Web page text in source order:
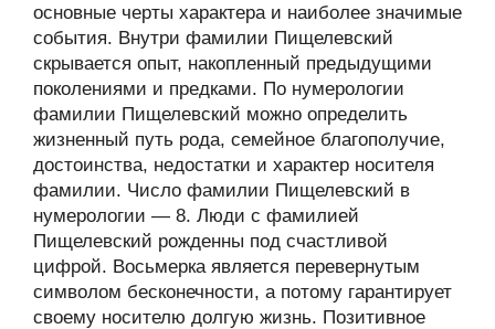
основные черты характера и наиболее значимые
события. Внутри фамилии Пищелевский
скрывается опыт, накопленный предыдущими
поколениями и предками. По нумерологии
фамилии Пищелевский можно определить
жизненный путь рода, семейное благополучие,
достоинства, недостатки и характер носителя
фамилии. Число фамилии Пищелевский в
нумерологии — 8. Люди с фамилией
Пищелевский рожденны под счастливой
цифрой. Восьмерка является перевернутым
символом бесконечности, а потому гарантирует
своему носителю долгую жизнь. Позитивное